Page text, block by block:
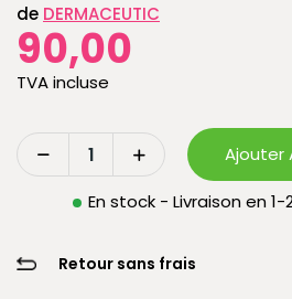
de DERMACEUTIC
90,00
TVA incluse
Ajouter
En stock - Livraison en
Retour sans frais